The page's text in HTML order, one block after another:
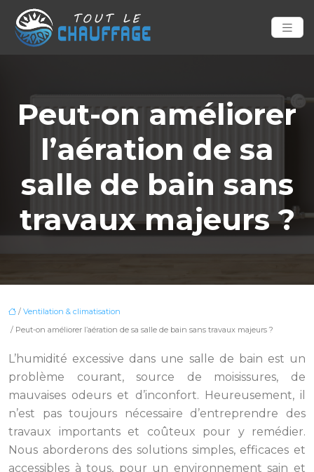
Peut-on améliorer
l’aération de sa
salle de bain sans
travaux majeurs ?
/ Ventilation & climatisation
/ Peut-on améliorer l’aération de sa salle de bain sans travaux majeurs ?
L’humidité excessive dans une salle de bain est un
problème courant, source de moisissures, de
mauvaises odeurs et d’inconfort. Heureusement, il
n’est pas toujours nécessaire d’entreprendre des
travaux importants et coûteux pour y remédier.
Nous aborderons des solutions simples, efficaces et
accessibles à tous, pour un environnement sain et